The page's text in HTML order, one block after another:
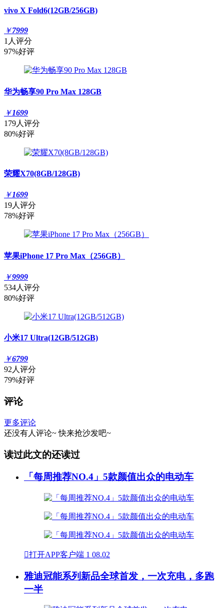
vivo X Fold6(12GB/256GB)
￥7999
1人评分
97%好评
华为畅享90 Pro Max 128GB
￥1699
179人评分
80%好评
荣耀X70(8GB/128GB)
￥1699
19人评分
78%好评
苹果iPhone 17 Pro Max（256GB）
￥9999
534人评分
80%好评
小米17 Ultra(12GB/512GB)
￥6799
92人评分
79%好评
评论
更多评论
还没有人评论~ 快来抢沙发吧~
读过此文的还读过
「每周推荐NO.4」5款颜值出众的电动车
打开APP客户端 1 08.02
雅迪冠能系列新品全球首发，一次充电，多跑
一半